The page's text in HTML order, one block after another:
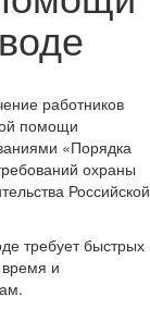
работников
помощи
«Порядка
охраны
Российской
требует быстрых
время и